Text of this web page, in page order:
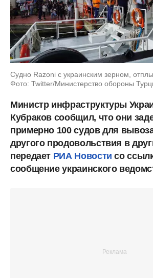
Судно Razoni с украинским зерном,
Фото: Twitter/Министерство обороны
Министр инфраструктуры
Кубраков сообщил, что они
примерно 100 судов для
другого продовольствия в
передает РИА Новости со
сообщение украинского